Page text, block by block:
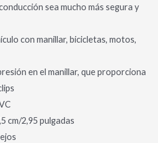
sea mucho más segura y
con manillar, bicicletas, motos,
en el manillar, que proporciona
cm/2,95 pulgadas